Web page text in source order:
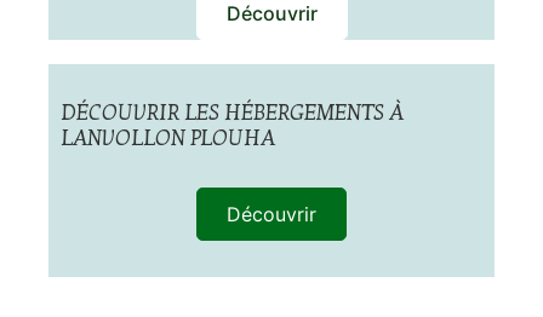
Découvrir
DÉCOUVRIR LES HÉBERGEMENTS À
LANVOLLON PLOUHA
Découvrir